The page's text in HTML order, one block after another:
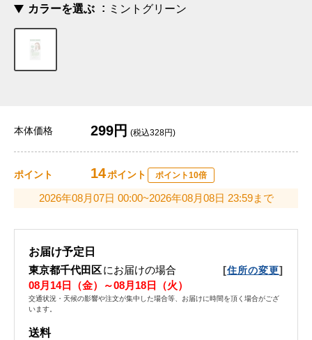
カラーを選ぶ ミントグリーン
本体価格 299円 (税込328円)
ポイント 14ポイント ポイント10倍
2026年08月07日 00:00~2026年08月08日 23:59まで
お届け予定日
東京都千代田区にお届けの場合 [住所の変更]
08月14日（金）～08月18日（火）
交通状況・天候の影響や注文が集中した場合等、お届けに時間を頂く場合がござ
います。
送料